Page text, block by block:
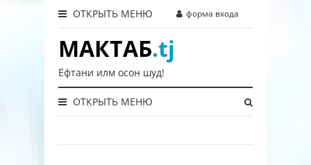
ОТКРЫТЬ МЕНЮ форма входа
МАКТАБ.tj
Ёфтани илм осон шуд!
ОТКРЫТЬ МЕНЮ